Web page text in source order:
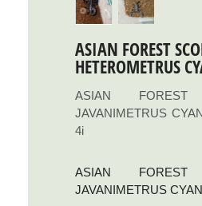
ASIAN FOREST
HETEROMETRUS
ASIAN FOREST
JAVANIMETRUS
4i
ASIAN FOREST
JAVANIMETRUS